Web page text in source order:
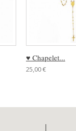
♥ Chapelet...
25,00 €